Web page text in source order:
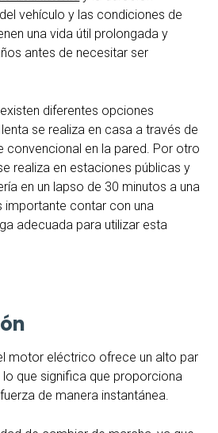
vehículo y las condiciones de
una vida útil prolongada y
antes de necesitar ser
diferentes opciones
se realiza en casa a través de
convencional en la pared. Por otro
realiza en estaciones públicas y
en un lapso de 30 minutos a una
importante contar con una
adecuada para utilizar esta
motor eléctrico ofrece un alto par
que significa que proporciona
de manera instantánea.